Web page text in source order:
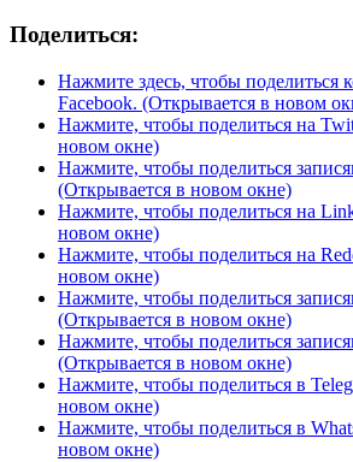
Поделиться:
Нажмите здесь, чтобы поделиться
Facebook. (Открывается в новом
Нажмите, чтобы поделиться на
новом окне)
Нажмите, чтобы поделиться
(Открывается в новом окне)
Нажмите, чтобы поделиться на
новом окне)
Нажмите, чтобы поделиться на
новом окне)
Нажмите, чтобы поделиться
(Открывается в новом окне)
Нажмите, чтобы поделиться
(Открывается в новом окне)
Нажмите, чтобы поделиться в
новом окне)
Нажмите, чтобы поделиться в
новом окне)